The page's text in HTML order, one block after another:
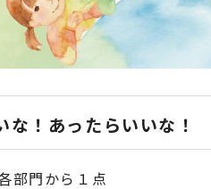
な！あったらいいな！
部門から１点